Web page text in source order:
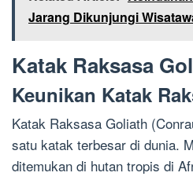
Jarang Dikunjungi
Katak Raksasa
Keunikan Katak
Katak Raksasa Goliath
satu katak terbesar di dunia.
ditemukan di hutan tropis di